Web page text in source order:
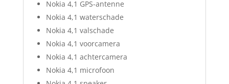
Nokia 4,1 GPS-antenne
Nokia 4,1 waterschade
Nokia 4,1 valschade
Nokia 4,1 voorcamera
Nokia 4,1 achtercamera
Nokia 4,1 microfoon